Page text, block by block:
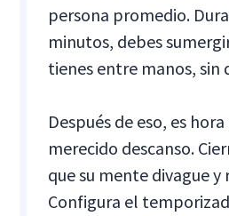
persona promedio.
minutos, debes
tienes entre manos, sin
Después de eso, es
merecido descanso.
que su mente divague y
Configura el